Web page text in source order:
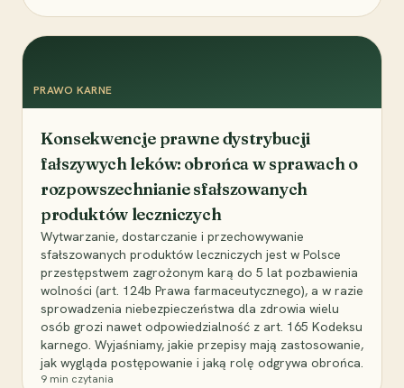
PRAWO KARNE
Konsekwencje prawne dystrybucji
fałszywych leków: obrońca w sprawach o
rozpowszechnianie sfałszowanych
produktów leczniczych
Wytwarzanie, dostarczanie i przechowywanie
sfałszowanych produktów leczniczych jest w Polsce
przestępstwem zagrożonym karą do 5 lat pozbawienia
wolności (art. 124b Prawa farmaceutycznego), a w razie
sprowadzenia niebezpieczeństwa dla zdrowia wielu
osób grozi nawet odpowiedzialność z art. 165 Kodeksu
karnego. Wyjaśniamy, jakie przepisy mają zastosowanie,
jak wygląda postępowanie i jaką rolę odgrywa obrońca.
9 min czytania